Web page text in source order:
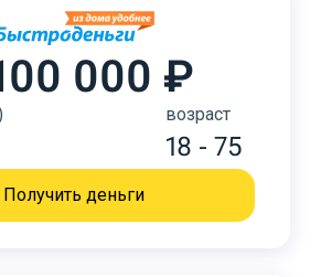
000 ₽
возраст
18 - 75
Получить деньги